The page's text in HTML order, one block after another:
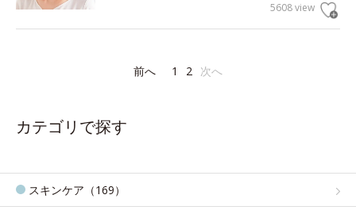
5608 view
前へ 1 2 次へ
カテゴリで探す
スキンケア（169）